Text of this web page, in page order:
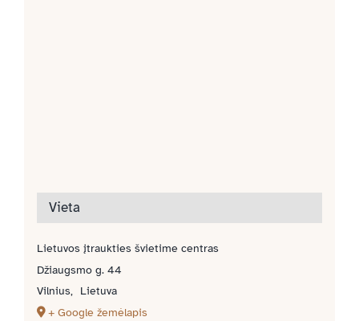
Vieta
Lietuvos įtraukties švietime centras
Džiaugsmo g. 44
Vilnius,
Lietuva
+ Google žemėlapis